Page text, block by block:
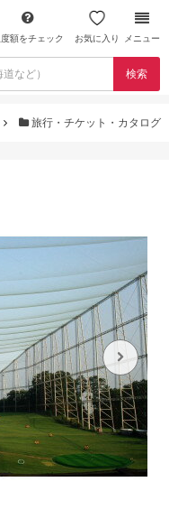
度額をチェック お気に入り メニュー
検索
旅行・チケット・カタログ